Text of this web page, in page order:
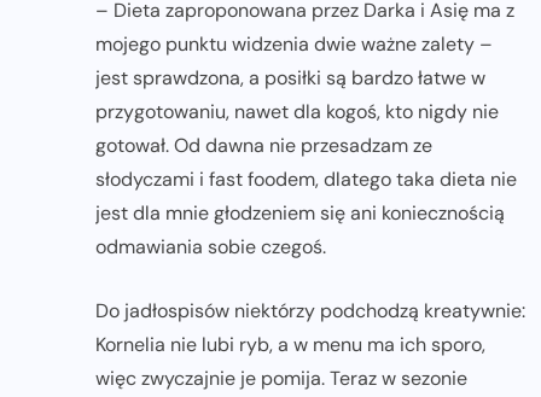
– Dieta zaproponowana przez Darka i Asię ma z
mojego punktu widzenia dwie ważne zalety –
jest sprawdzona, a posiłki są bardzo łatwe w
przygotowaniu, nawet dla kogoś, kto nigdy nie
gotował. Od dawna nie przesadzam ze
słodyczami i fast foodem, dlatego taka dieta nie
jest dla mnie głodzeniem się ani koniecznością
odmawiania sobie czegoś.
Do jadłospisów niektórzy podchodzą kreatywnie:
Kornelia nie lubi ryb, a w menu ma ich sporo,
więc zwyczajnie je pomija. Teraz w sezonie